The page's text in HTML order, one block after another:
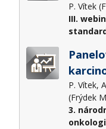
P. Vítek
III.
P. Vítek,
(Frýdek
3.